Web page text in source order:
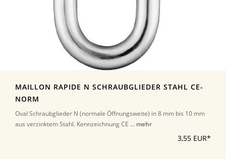
MAILLON RAPIDE N SCHRAUBGLIEDER STAHL CE-
NORM
Oval Schraubglieder N (normale Öffnungsweite) in 8 mm bis 10 mm
aus verzinktem Stahl. Kennzeichnung CE ... mehr
3,55 EUR*